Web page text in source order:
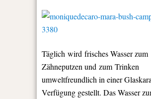
Täglich wird frisches Wasser zum
Zähneputzen und zum Trinken
umweltfreundlich in einer
Verfügung gestellt. Das Wasser